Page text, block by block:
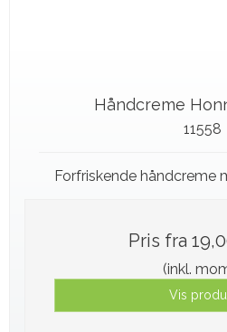
Håndcreme
11558
Forfriskende håndcreme
Pris fra
(inkl.
Vis